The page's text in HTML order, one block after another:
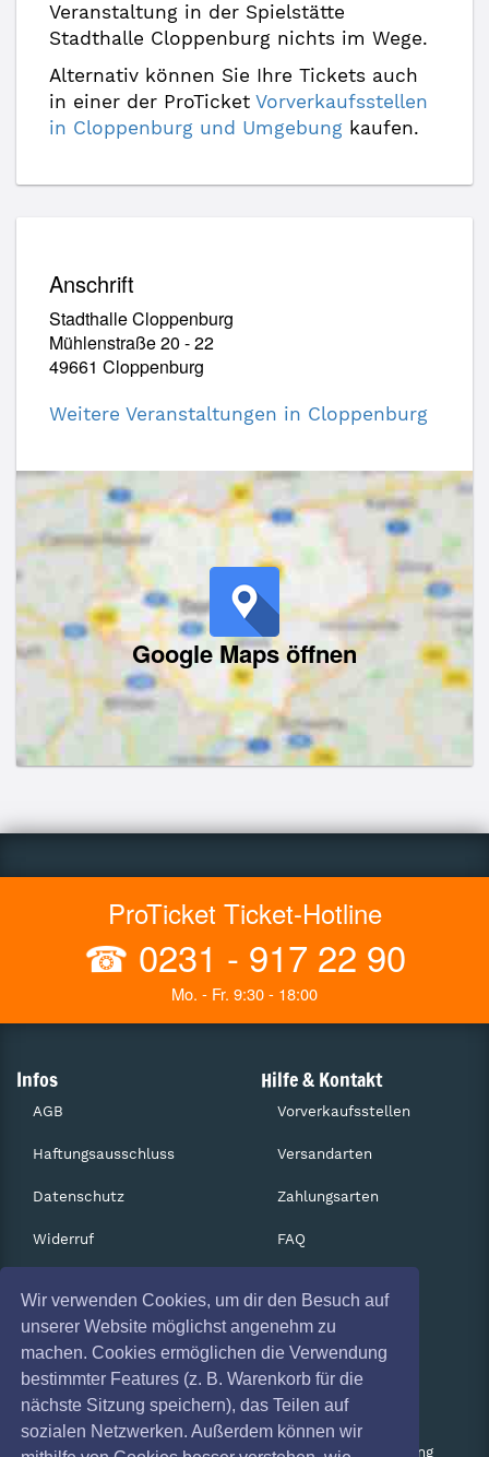
Wir verwenden Cookies, um dir den Besuch auf
unserer Website möglichst angenehm zu
machen. Cookies ermöglichen die Verwendung
bestimmter Features (z. B. Warenkorb für die
nächste Sitzung speichern), das Teilen auf
sozialen Netzwerken. Außerdem können wir
Veranstaltung in der Spielstätte
Stadthalle Cloppenburg nichts im Wege.
Alternativ können Sie Ihre Tickets auch
in einer der ProTicket Vorverkaufsstellen
in Cloppenburg und Umgebung kaufen.
Anschrift
Stadthalle Cloppenburg
Mühlenstraße 20 - 22
49661 Cloppenburg
Weitere Veranstaltungen in Cloppenburg
Google Maps öffnen
ProTicket Ticket-Hotline
☎ 0231 - 917 22 90
Mo. - Fr. 9:30 - 18:00
Infos
AGB
Haftungsausschluss
Datenschutz
Widerruf
Absagen
Hilfe & Kontakt
Vorverkaufsstellen
Versandarten
Zahlungsarten
FAQ
Services
Gutscheine
Geschäftskunden
Kartenrückgabe
Besucherregistrierung